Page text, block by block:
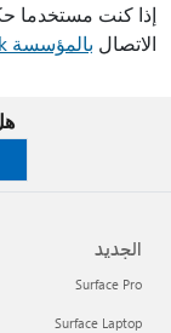
إذا كنت مستخدما
الاتصال بالمؤسسة Answer Desk لذوي الاحتياجات الخاصة
الجديد
Surface Pro
Surface Laptop